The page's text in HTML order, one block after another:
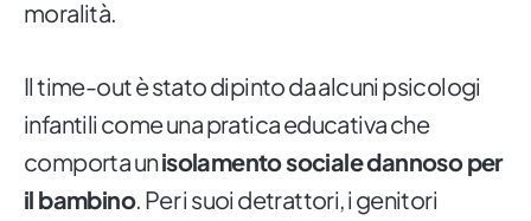
moralità.
Il time-out è stato dipinto da alcuni psicologi
infantili come una pratica educativa che
comporta unisolamento sociale dannoso per
il bambino. Per i suoi detrattori, i genitori